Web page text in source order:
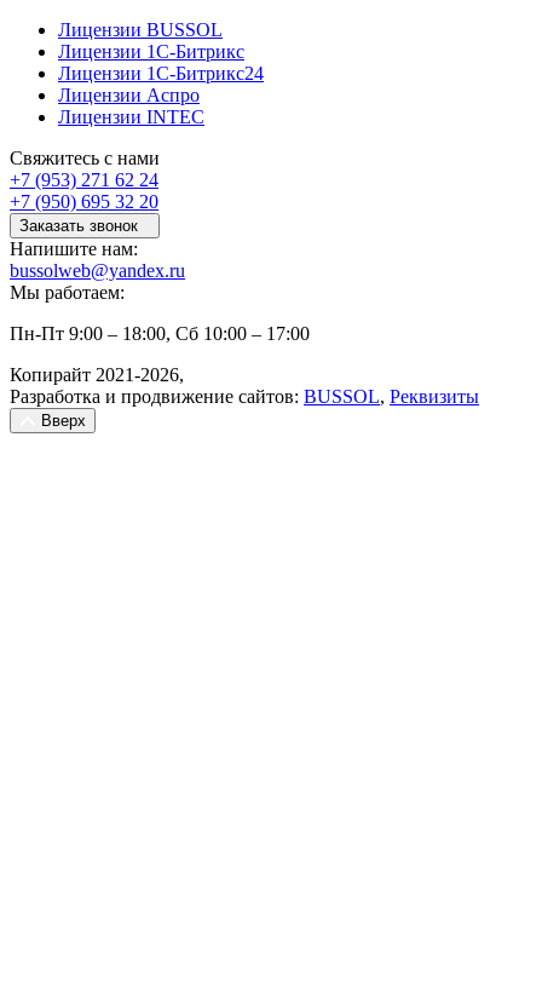
Лицензии BUSSOL
Лицензии 1С-Битрикс
Лицензии 1С-Битрикс24
Лицензии Аспро
Лицензии INTEC
Свяжитесь с нами
+7 (953) 271 62 24
+7 (950) 695 32 20
Заказать звонок
Напишите нам:
bussolweb@yandex.ru
Мы работаем:
Пн-Пт 9:00 – 18:00, Сб 10:00 – 17:00
Копирайт 2021-2026,
Разработка и продвижение сайтов: BUSSOL, Реквизиты
Вверх